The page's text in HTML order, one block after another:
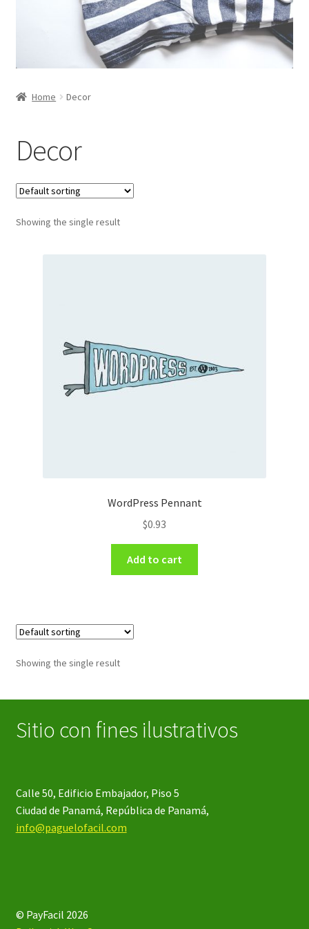
Home Decor
Decor
Showing the single result
WordPress Pennant
$0.93
Add to cart
Showing the single result
Sitio con fines ilustrativos
Calle 50, Edificio Embajador, Piso 5
Ciudad de Panamá, República de Panamá,
info@paguelofacil.com
© PayFacil 2026